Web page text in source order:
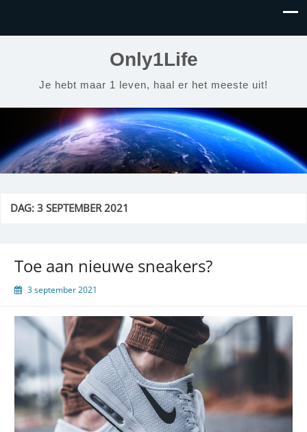
Only1Life
Je hebt maar 1 leven, haal er het meeste uit!
DAG:3 SEPTEMBER 2021
Toe aan nieuwe sneakers?
3 september 2021